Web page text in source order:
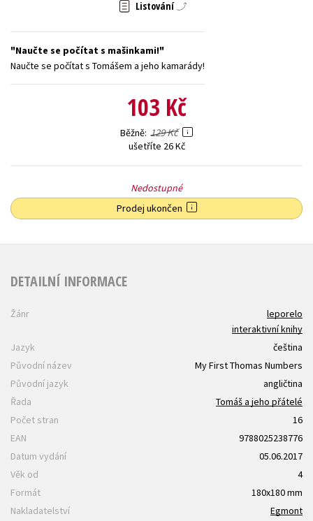
Všechny tituly
Listování
Naučte se počítat s mašinkami!
Naučte se počítat s Tomášem a jeho kamarády!
103 Kč
Běžně 129 Kč
ušetříte 26 Kč
Nedostupné
Prodej ukončen
DETAILNÍ INFORMACE
Žánr
leporelo
interaktivní knihy
Jazyk
čeština
Původní název
My First Thomas Numbers
Původní jazyk
angličtina
Řada
Tomáš a jeho přátelé
Počet stran
16
EAN
9788025238776
Datum vydání
05.06.2017
Věk od
4
Formát
180x180 mm
Nakladatelství
Egmont